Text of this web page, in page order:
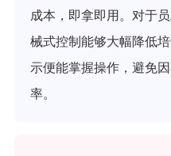
成本，即拿即用。对于
械式控制能够大幅降低
示便能掌握操作，避免
率。